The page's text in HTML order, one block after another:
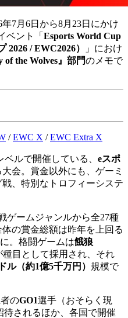
7月6日から8月23日にかけ
ベント「 Esports World Cup
2026 / EWC2026）
」におけ
of the Wolves』部門のメモで
/EWC X /EWC Extra X
ルで開催している、 eスポ
大会。賞金以外にも、ゲーミ
、特別なトロフィーシステ
ゲームジャンルから全27種
の賞金総額は昨年を上回る
。格闘ゲームは餓狼
種目として採用され、それ
ル（約1億5千万円） 規模で
のGO1選手（おそらく現
待されるほか、各国で開催